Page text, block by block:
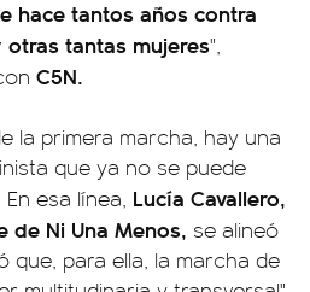
hace tantos años contra
tantas mujeres",
C5N.
la primera marcha, hay una
que ya no se puede
esa línea, Lucía Cavallero,
de Ni Una Menos, se alineó
que, para ella, la marcha de